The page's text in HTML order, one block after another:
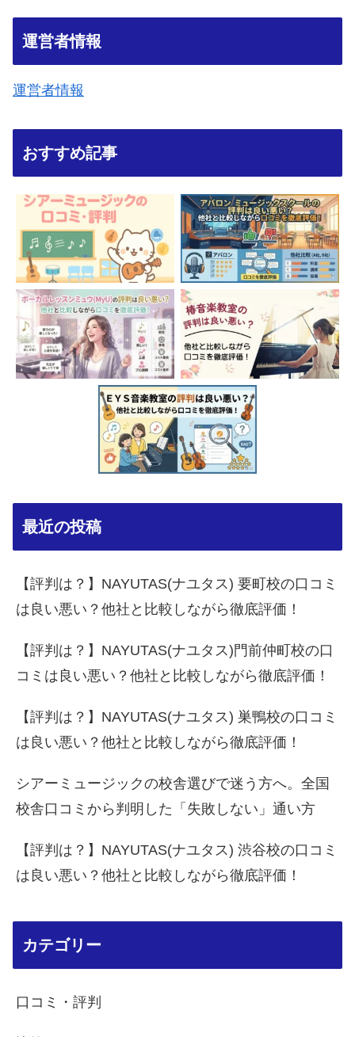
運営者情報
運営者情報
おすすめ記事
最近の投稿
【評判は？】NAYUTAS(ナユタス) 要町校の口コミ
は良い悪い？他社と比較しながら徹底評価！
【評判は？】NAYUTAS(ナユタス)門前仲町校の口
コミは良い悪い？他社と比較しながら徹底評価！
【評判は？】NAYUTAS(ナユタス) 巣鴨校の口コミ
は良い悪い？他社と比較しながら徹底評価！
シアーミュージックの校舎選びで迷う方へ。全国
校舎口コミから判明した「失敗しない」通い方
【評判は？】NAYUTAS(ナユタス) 渋谷校の口コミ
は良い悪い？他社と比較しながら徹底評価！
カテゴリー
口コミ・評判